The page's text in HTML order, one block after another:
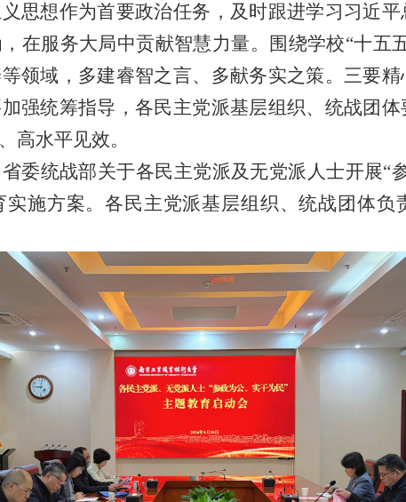
思想作为首要政治任务，及时跟进学习习近
在服务大局中贡献智慧力量。围绕学校“十五
领域，多建睿智之言、多献务实之策。三要
强统筹指导，各民主党派基层组织、统战团
高水平见效。
委统战部关于各民主党派及无党派人士开展“
施方案。各民主党派基层组织、统战团体负